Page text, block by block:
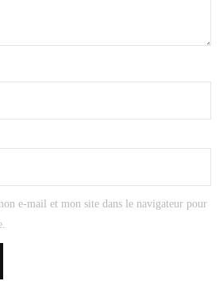
e-mail et mon site dans le navigateur pour